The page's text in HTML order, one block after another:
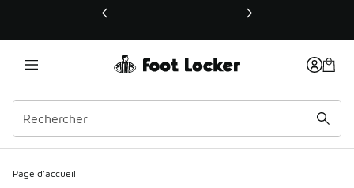
Ce lien ouvrira une nouvelle fenêtre
Page d'accueil